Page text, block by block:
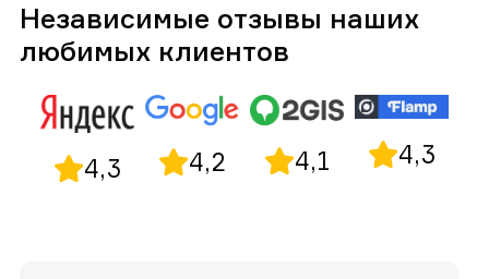
Независимые отзывы наших
любимых клиентов
4,3 4,2 4,1 4,3